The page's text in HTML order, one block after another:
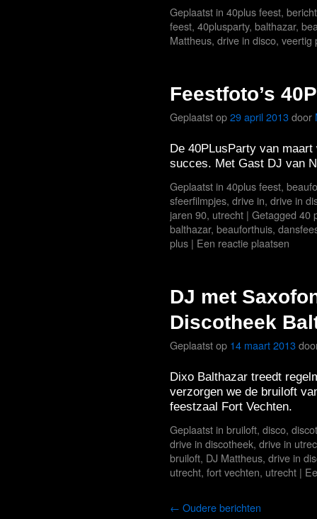
Geplaatst in 40plus feest,
feest, 40plusparty, balthazar,
Mattheus, drive in disco, veertig
Feestfoto’s
Geplaatst op29 april 2013door
De 40PLusParty van
succes. Met Gast DJ van
Geplaatst in 40plus feest,
sfeerfilmpjes, drive in, drive in
jaren 90, utrecht | Getagged 40
balthazar, beauforthuis,
plus | Een reactie plaatsen
DJ met
Discotheek
Geplaatst op 14 maart 2013
Dixo Balthazar treedt
verzorgen we de bruiloft
feestzaal Fort Vechten.
Geplaatst in bruiloft, disco,
drive in discotheek, drive in
bruiloft, DJ Mattheus, drive in
utrecht, fort vechten, utrecht |
← Oudere berichten